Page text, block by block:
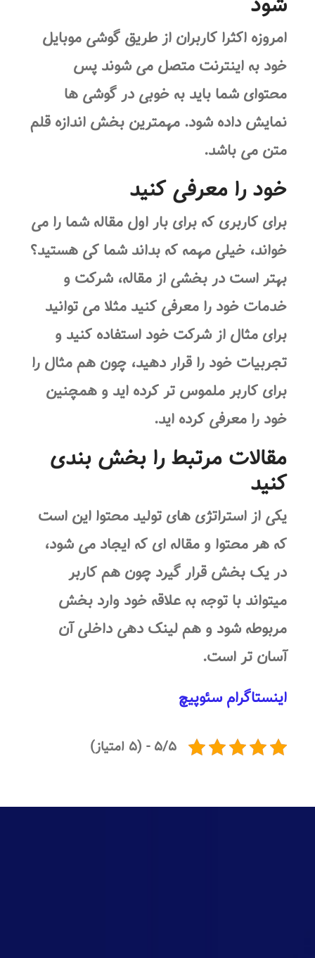
امروزه اکثرا کاربران از طریق گوشی موبایل
خود به اینترنت متصل می شوند پس
محتوای شما باید به خوبی در گوشی ها
نمایش داده شود. مهمترین بخش اندازه قلم
متن می باشد.
خود را معرفی کنید
برای کاربری که برای بار اول مقاله شما را می
خواند، خیلی مهمه که بداند شما کی هستید؟
بهتر است در بخشی از مقاله، شرکت و
خدمات خود را معرفی کنید مثلا می توانید
برای مثال از شرکت خود استفاده کنید و
تجربیات خود را قرار دهید، چون هم مثال را
برای کاربر ملموس تر کرده اید و همچنین
خود را معرفی کرده اید.
مقالات مرتبط را بخش بندی
کنید
یکی از استراتژی های تولید محتوا این است
که هر محتوا و مقاله ای که ایجاد می شود،
در یک بخش قرار گیرد چون هم کاربر
میتواند با توجه به علاقه خود وارد بخش
مربوطه شود و هم لینک دهی داخلی آن
آسان تر است.
اینستاگرام سئوپیچ
۵/۵ - (۵ امتیاز)